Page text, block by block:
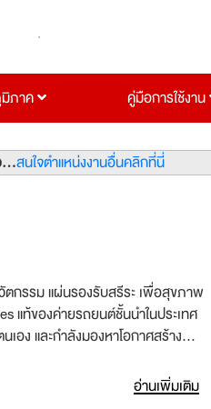
ภาค คู่มือการใช้งาน
สนใจตำแหน่งงานอื่นคลิกที่นี่
กรรม แผ่นรองรับสรีระ เพื่อสุขภาพ
แท้ของค่ายรถยนต์ชั้นนำในประเทศ
ง และกำลังมองหาโอกาศสร้าง
อ่านเพิ่มเติม